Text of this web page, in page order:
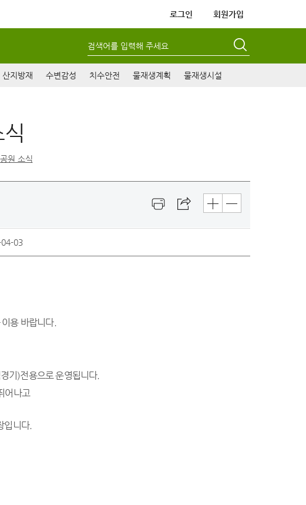
로그인 회원가입
검색어를 입력해 주세요
산지방재 수변감성 치수안전 물재생계획 물재생시설
공원 소식
03
용 바랍니다.
기)전용으로 운영됩니다.
어나고
입니다.